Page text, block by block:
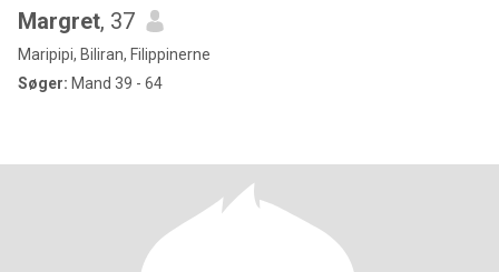
Margret, 37
Maripipi, Biliran, Filippinerne
Søger: Mand 39 - 64